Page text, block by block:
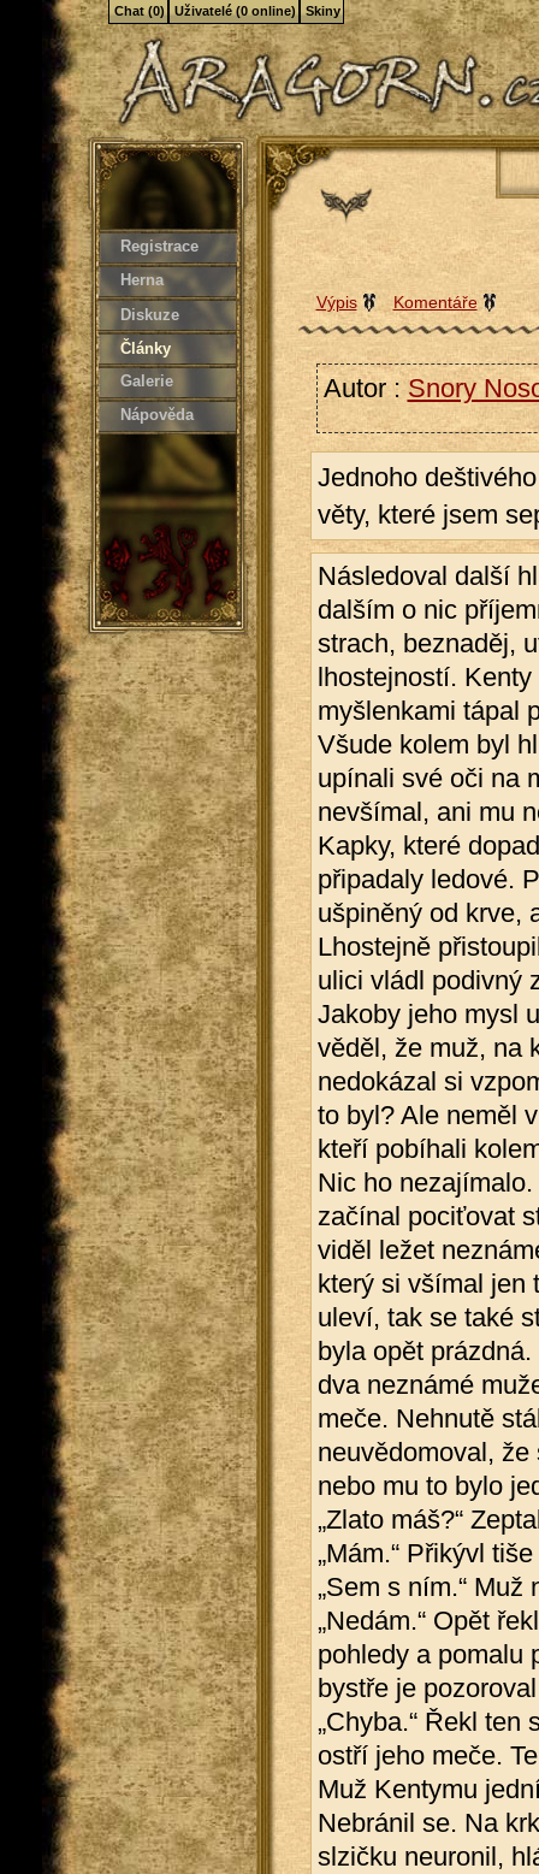
Registrace
Herna
Diskuze
Články
Galerie
Nápověda
Výpis Komentáře
Autor : Snory
Jednoho
věty, které jsem
Následoval další
dalším o nic
strach, beznaděj,
lhostejností.
myšlenkami tápal
Všude kolem byl
upínali své oči na
nevšímal, ani mu
Kapky, které
připadaly ledové.
ušpiněný od krve,
Lhostejně
ulici vládl podivný
Jakoby jeho mysl
věděl, že muž, na
nedokázal si
to byl? Ale neměl
kteří pobíhali
Nic ho
začínal pociťovat
viděl ležet
který si všímal jen
uleví, tak se také
byla opět
dva neznámé
meče. Nehnutě
neuvědomoval,
nebo mu to bylo
„Zlato máš?“
„Mám.“ Přikývl
„Sem s ním.“ Muž
„Nedám.“ Opět
pohledy a pomalu
bystře je
„Chyba.“ Řekl
ostří jeho meče.
Muž Kentymu
Nebránil se. Na
slzičku neuronil,
Chat (0) Uživatelé (0 online) Skiny